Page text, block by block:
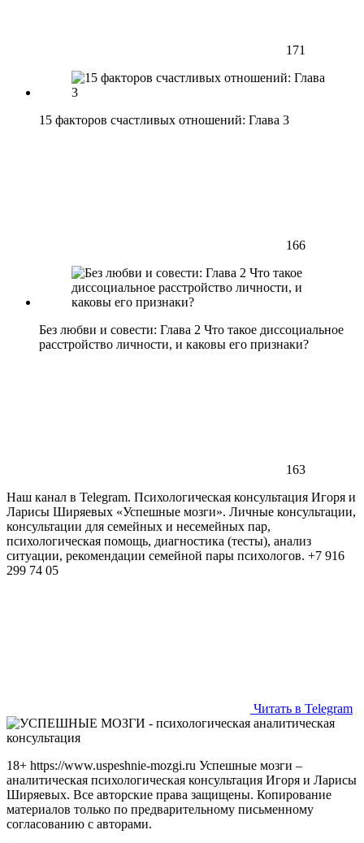
171
15 факторов счастливых отношений: Глава 3
166
Без любви и совести: Глава 2 Что такое диссоциальное
расстройство личности, и каковы его признаки?
163
Наш канал в Telegram. Психологическая консультация Игоря и
Ларисы Ширяевых «Успешные мозги». Личные консультации,
консультации для семейных и несемейных пар,
психологическая помощь, диагностика (тесты), анализ
ситуации, рекомендации семейной пары психологов. +7 916
299 74 05
Читать в Telegram
18+ https://www.uspeshnie-mozgi.ru Успешные мозги –
аналитическая психологическая консультация Игоря и Ларисы
Ширяевых. Все авторские права защищены. Копирование
материалов только по предварительному письменному
согласованию с авторами.